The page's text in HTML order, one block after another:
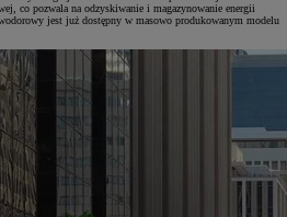
co pozwala na odzyskiwanie i magazynowanie energii
jest już dostępny w masowo produkowanym modelu